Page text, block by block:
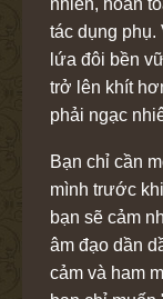
nhiên, hoàn
tác dụng phụ.
lứa đôi bền
trở lên khít
phải ngạc
Bạn chỉ cần
mình trước
bạn sẽ cảm
âm đạo dần
cảm và ham